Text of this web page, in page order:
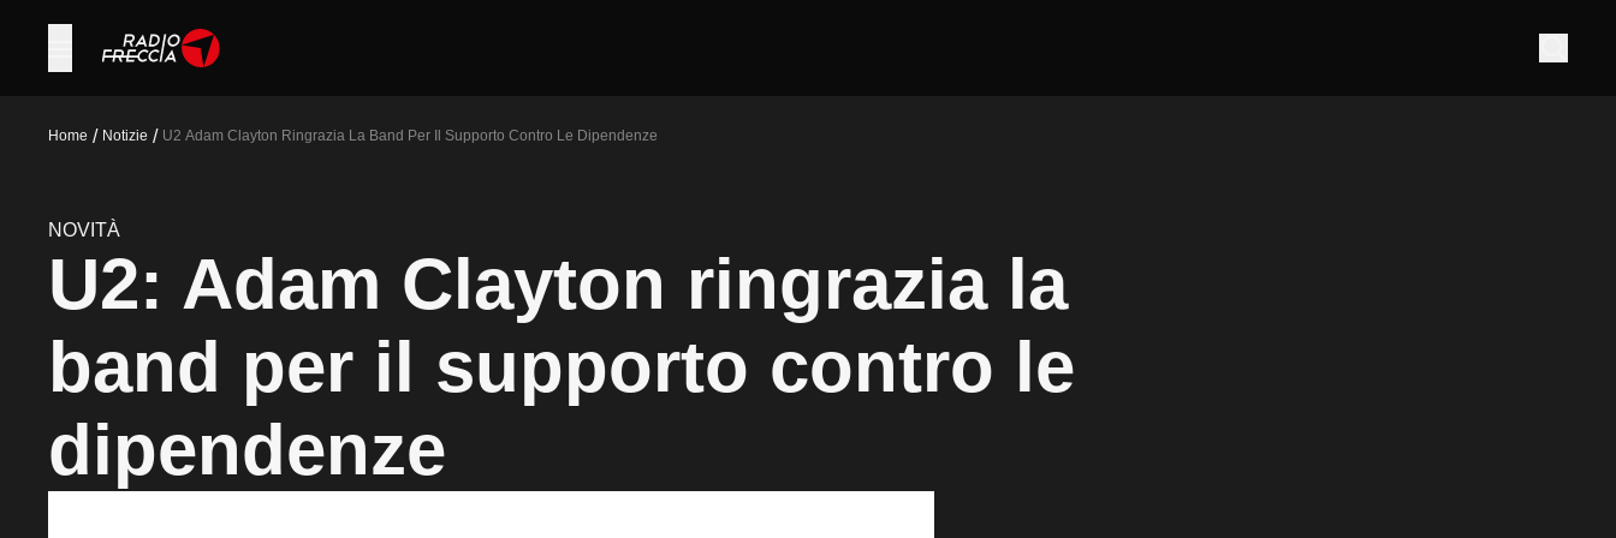
Home / Notizie / U2 Adam Clayton Ringrazia La Band Per Il Supporto Contro Le Dipendenze
NOVITÀ
U2: Adam Clayton ringrazia la
band per il supporto contro le
dipendenze